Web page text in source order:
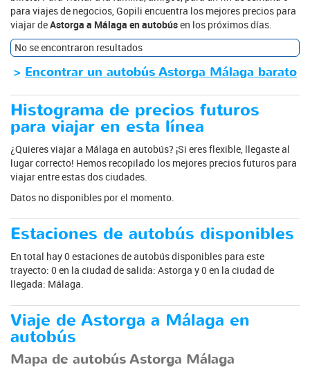
para viajes de negocios, Gopili encuentra los mejores precios para
viajar deAstorga a Málaga en autobúsen los próximos días.
No se encontraron resultados
> Encontrar un autobús Astorga Málaga barato
Histograma de precios futuros
para viajar en esta línea
¿Quieres viajar a Málaga en autobús? ¡Si eres flexible, llegaste al
lugar correcto! Hemos recopilado los mejores precios futuros para
viajar entre estas dos ciudades.
Datos no disponibles por el momento.
Estaciones de autobús disponibles
En total hay 0 estaciones de autobús disponibles para este
trayecto: 0 en la ciudad de salida: Astorga y 0 en la ciudad de
llegada: Málaga.
Viaje de Astorga a Málaga en
autobús
Mapa de autobús Astorga Málaga